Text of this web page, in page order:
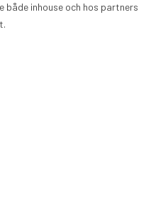
både inhouse och hos partners